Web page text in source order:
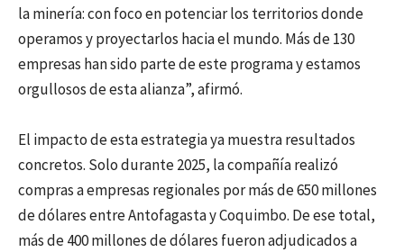
la minería: con foco en potenciar los territorios donde
operamos y proyectarlos hacia el mundo. Más de 130
empresas han sido parte de este programa y estamos
orgullosos de esta alianza”, afirmó.
El impacto de esta estrategia ya muestra resultados
concretos. Solo durante 2025, la compañía realizó
compras a empresas regionales por más de 650 millones
de dólares entre Antofagasta y Coquimbo. De ese total,
más de 400 millones de dólares fueron adjudicados a